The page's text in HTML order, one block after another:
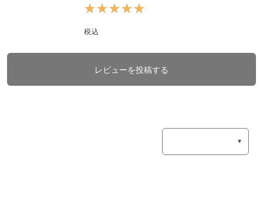
★★★★★
★★★★★
税込
レビューを投稿する